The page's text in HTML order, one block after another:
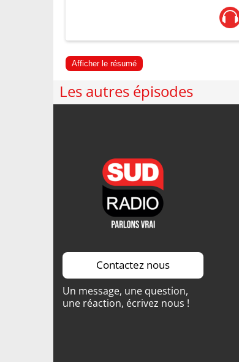
Afficher le résumé
Les autres épisodes
Contactez nous
Un message, une question,
une réaction, écrivez nous !